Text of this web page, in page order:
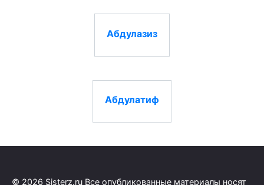
Абдулазиз
Абдулатиф
© 2026 Sisterz.ru Все опубликованные материалы носят